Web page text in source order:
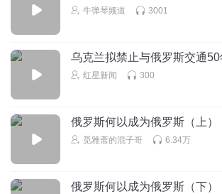
牛弹琴频道 3001
乌克兰拟禁止与俄罗斯交通50
红星新闻 300
俄罗斯何以成为俄罗斯（上）
觅雅斋的混子哥 6.34万
俄罗斯何以成为俄罗斯（下）